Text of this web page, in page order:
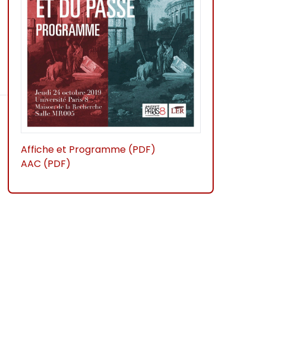
Affiche et Programme (PDF)
AAC (PDF)